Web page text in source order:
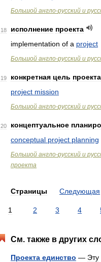
Большой англо-русский и
18 исполнение проекта
implementation of a project
Большой англо-русский и
19 конкретная цель проекта
project mission
Большой англо-русский и
20 концептуальное
conceptual project planning
Большой англо-русский и
проекта
Страницы Следующая
1 2 3 4
См. также в других
Проекта единство — Эту